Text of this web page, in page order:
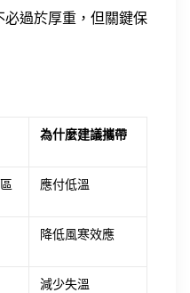
過於厚重，但關鍵保
為什麼建議攜帶
應付低溫
降低風寒效應
減少失溫